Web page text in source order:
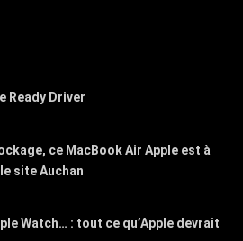
Ready Driver
ce MacBook Air Apple est à
site Auchan
Watch… : tout ce qu’Apple devrait